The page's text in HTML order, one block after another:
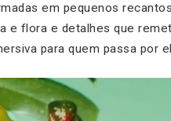
em pequenos
e flora e detalhes que
para quem passa por